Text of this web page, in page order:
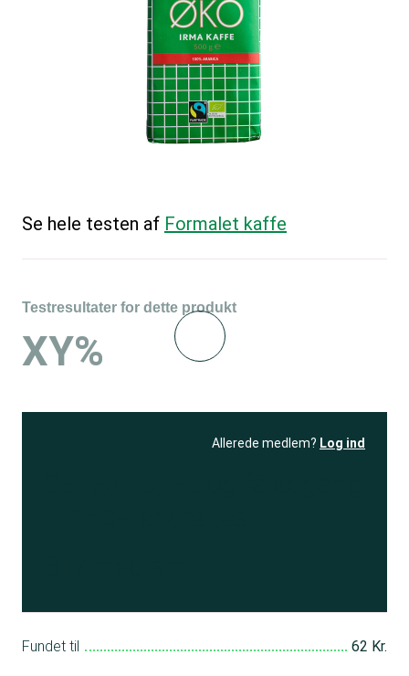
Se hele testen af Formalet kaffe
Testresultater for dette produkt
XY%
Allerede medlem? Log ind
Fundet til 62 Kr.